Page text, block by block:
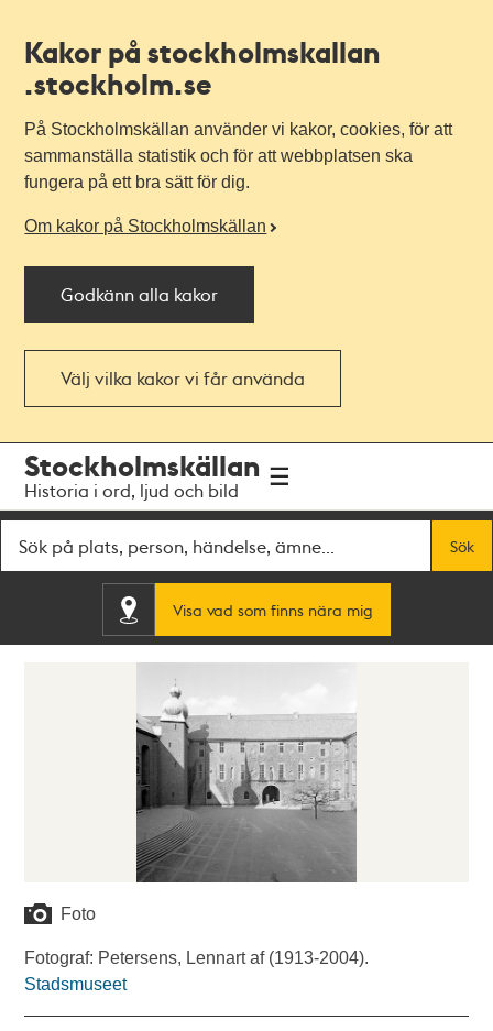
Kakor på stockholmskallan
.stockholm.se
På Stockholmskällan använder vi kakor, cookies, för att
sammanställa statistik och för att webbplatsen ska
fungera på ett bra sätt för dig.
Om kakor på Stockholmskällan
Godkänn alla kakor
Välj vilka kakor vi får använda
navigationen
huvudinnehållet
Stockholmskällan
Historia i ord, ljud och bild
Sök
Visa vad som finns nära mig
Foto
Fotograf: Petersens, Lennart af (1913-2004).
Stadsmuseet